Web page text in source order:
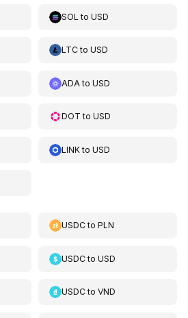
SOL toUSD
LTCtoUSD
ADA toUSD
DOT toUSD
LINKtoUSD
USDCtoPLN
USDCtoUSD
USDCtoVND